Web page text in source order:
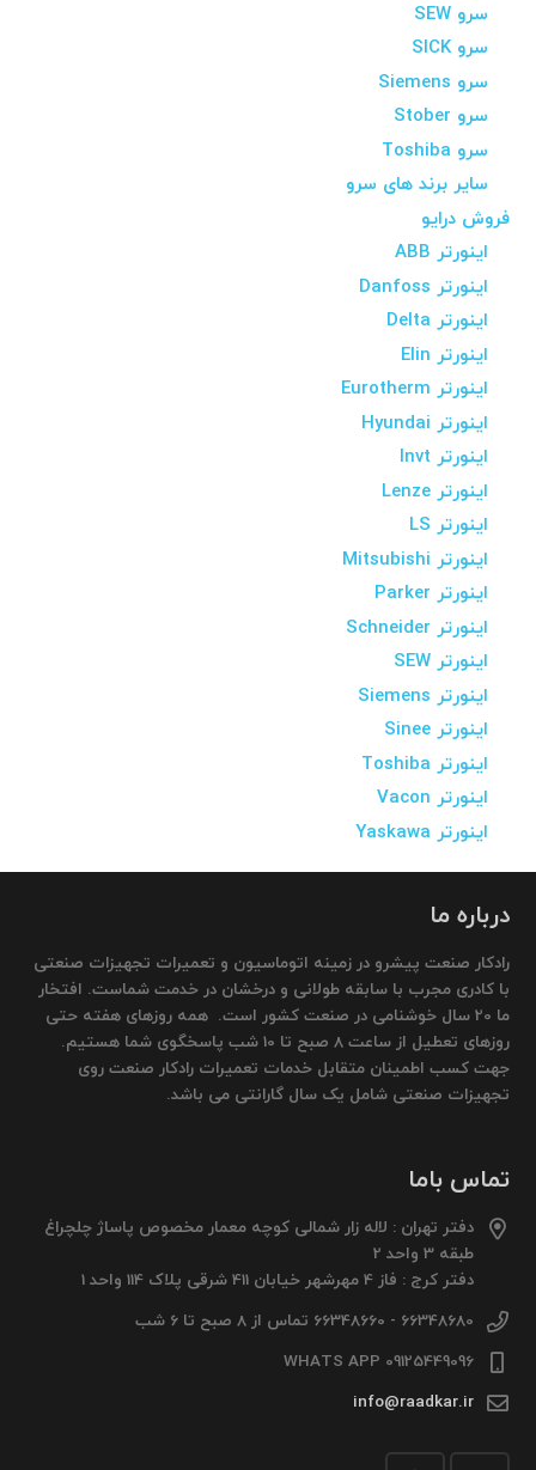
سرو SEW
سرو SICK
سرو Siemens
سرو Stober
سرو Toshiba
سایر برند های سرو
فروش درایو
اینورتر ABB
اینورتر Danfoss
اینورتر Delta
اینورتر Elin
اینورتر Eurotherm
اینورتر Hyundai
اینورتر Invt
اینورتر Lenze
اینورتر LS
اینورتر Mitsubishi
اینورتر Parker
اینورتر Schneider
اینورتر SEW
اینورتر Siemens
اینورتر Sinee
اینورتر Toshiba
اینورتر Vacon
اینورتر Yaskawa
درباره ما
رادکار صنعت پیشرو در زمینه اتوماسیون و تعمیرات تجهیزات صنعتی
با کادری مجرب با سابقه طولانی و درخشان در خدمت شماست. افتخار
ما 20 سال خوشنامی در صنعت کشور است. همه روزهای هفته حتی
روزهای تعطیل از ساعت 8 صبح تا 10 شب پاسخگوی شما هستیم.
جهت کسب اطمینان متقابل خدمات تعمیرات رادکار صنعت روی
تجهیزات صنعتی شامل یک سال گارانتی می باشد.
تماس باما
دفتر تهران : لاله زار شمالی کوچه معمار مخصوص پاساژ چلچراغ
طبقه 3 واحد 2
دفتر کرج : فاز 4 مهرشهر خیابان 411 شرقی پلاک 114 واحد 1
66348680 - 66348660 تماس از 8 صبح تا 6 شب
09125449096 WHATS APP
info@raadkar.ir